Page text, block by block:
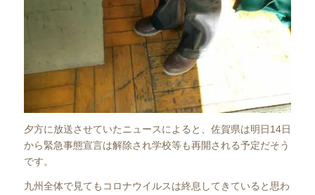
夕方に放送させていたニュースによると、佐賀県は明日14日
から緊急事態宣言は解除され学校等も再開される予定だそう
です。
九州全体で見てもコロナウイルスは終息してきていると思わ